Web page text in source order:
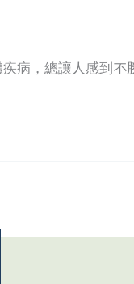
病，總讓人感到